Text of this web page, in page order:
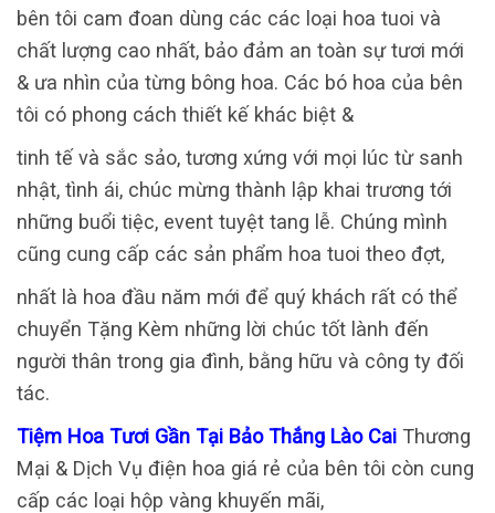
bên tôi cam đoan dùng các các loại hoa tuoi và
chất lượng cao nhất, bảo đảm an toàn sự tươi mới
& ưa nhìn của từng bông hoa. Các bó hoa của bên
tôi có phong cách thiết kế khác biệt &
tinh tế và sắc sảo, tương xứng với mọi lúc từ sanh
nhật, tình ái, chúc mừng thành lập khai trương tới
những buổi tiệc, event tuyệt tang lễ. Chúng mình
cũng cung cấp các sản phẩm hoa tuoi theo đợt,
nhất là hoa đầu năm mới để quý khách rất có thể
chuyển Tặng Kèm những lời chúc tốt lành đến
người thân trong gia đình, bằng hữu và công ty đối
tác.
Tiệm Hoa Tươi Gần Tại Bảo Thắng Lào Cai Thương
Mại & Dịch Vụ điện hoa giá rẻ của bên tôi còn cung
cấp các loại hộp vàng khuyến mãi,